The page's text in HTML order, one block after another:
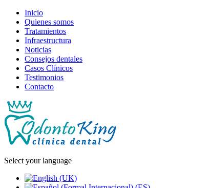
Inicio
Quienes somos
Tratamientos
Infraestructura
Noticias
Consejos dentales
Casos Clínicos
Testimonios
Contacto
Select your language